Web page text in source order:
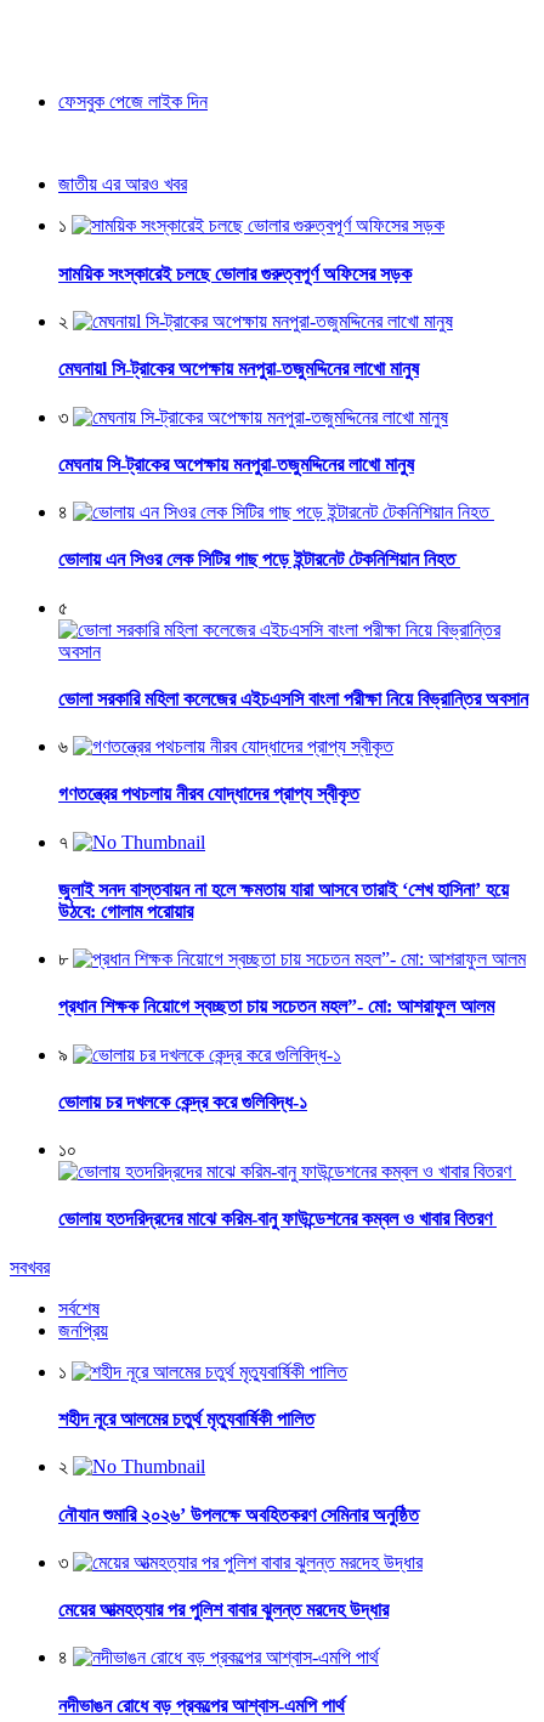
ফেসবুক পেজে লাইক দিন
জাতীয় এর আরও খবর
১
সাময়িক সংস্কারেই চলছে ভোলার গুরুত্বপূর্ণ অফিসের সড়ক
২
মেঘনায়l সি-ট্রাকের অপেক্ষায় মনপুরা-তজুমদ্দিনের লাখো মানুষ
৩
মেঘনায় সি-ট্রাকের অপেক্ষায় মনপুরা-তজুমদ্দিনের লাখো মানুষ
৪
ভোলায় এন সিওর লেক সিটির গাছ পড়ে ইন্টারনেট টেকনিশিয়ান নিহত
৫
ভোলা সরকারি মহিলা কলেজের এইচএসসি বাংলা পরীক্ষা নিয়ে বিভ্রান্তির অবসান
৬
গণতন্ত্রের পথচলায় নীরব যোদ্ধাদের প্রাপ্য স্বীকৃত
৭
জুলাই সনদ বাস্তবায়ন না হলে ক্ষমতায় যারা আসবে তারাই ‘শেখ হাসিনা’ হয়ে
উঠবে: গোলাম পরোয়ার
৮
প্রধান শিক্ষক নিয়োগে স্বচ্ছতা চায় সচেতন মহল”- মো: আশরাফুল আলম
৯
ভোলায় চর দখলকে কেন্দ্র করে গুলিবিদ্ধ-১
১০
ভোলায় হতদরিদ্রদের মাঝে করিম-বানু ফাউন্ডেশনের কম্বল ও খাবার বিতরণ
সবখবর
সর্বশেষ
জনপ্রিয়
১
শহীদ নূরে আলমের চতুর্থ মৃত্যুবার্ষিকী পালিত
২
নৌযান শুমারি ২০২৬’ উপলক্ষে অবহিতকরণ সেমিনার অনুষ্ঠিত
৩
মেয়ের আত্মহত্যার পর পুলিশ বাবার ঝুলন্ত মরদেহ উদ্ধার
৪
নদীভাঙন রোধে বড় প্রকল্পের আশ্বাস-এমপি পার্থ